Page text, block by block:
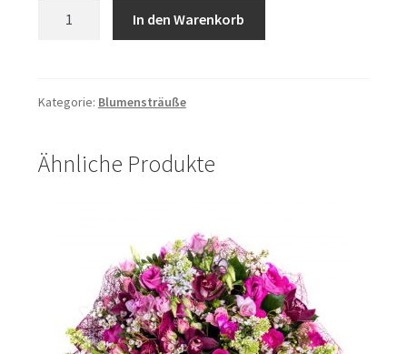
Flaschenpost
In den Warenkorb
Kategorie: Blumensträuße
Ähnliche Produkte